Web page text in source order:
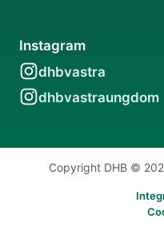
Instagram
dhbvastra
dhbvastraungdom
Copyright DHB ©